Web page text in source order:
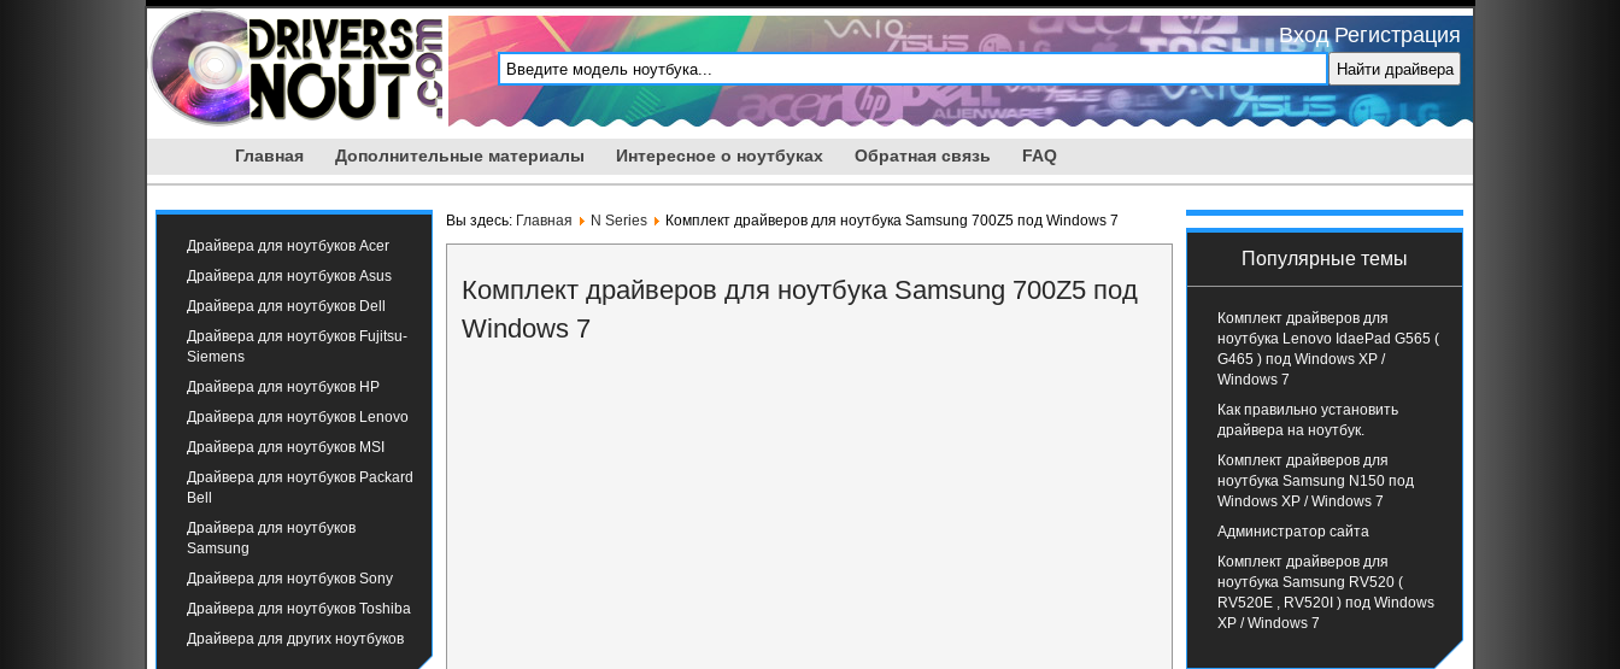
Вход Регистрация
Главная Дополнительные материалы Интересное о ноутбуках Обратная связь FAQ
Драйвера для ноутбуков Acer
Драйвера для ноутбуков Asus
Драйвера для ноутбуков Dell
Драйвера для ноутбуков Fujitsu-
Siemens
Драйвера для ноутбуков HP
Драйвера для ноутбуков Lenovo
Драйвера для ноутбуков MSI
Драйвера для ноутбуков Packard
Bell
Драйвера для ноутбуков
Samsung
Драйвера для ноутбуков Sony
Драйвера для ноутбуков Toshiba
Драйвера для других ноутбуков
Вы здесь: Главная N Series Комплект драйверов для ноутбука Samsung 700Z5 под Windows 7
Комплект драйверов для ноутбука Samsung 700Z5 под
Windows 7
Популярные темы
Комплект драйверов для
ноутбука Lenovo IdaePad G565 (
G465 ) под Windows XP /
Windows 7
Как правильно установить
драйвера на ноутбук.
Комплект драйверов для
ноутбука Samsung N150 под
Windows XP / Windows 7
Администратор сайта
Комплект драйверов для
ноутбука Samsung RV520 (
RV520E , RV520I ) под Windows
XP / Windows 7